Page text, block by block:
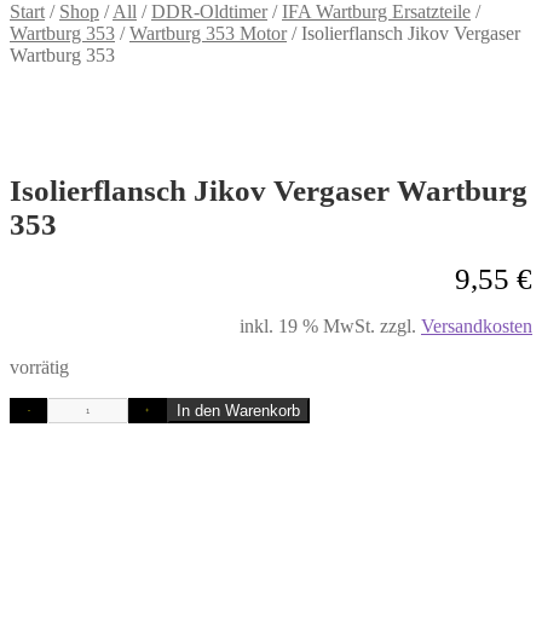
Start / Shop /All /DDR-Oldtimer/IFA Wartburg Ersatzteile /
Wartburg 353 /Wartburg 353 Motor/Isolierflansch Jikov Vergaser
Wartburg 353
Isolierflansch Jikov Vergaser Wartburg
353
9,55 €
inkl. 19 % MwSt. zzgl. Versandkosten
vorrätig
- + In den Warenkorb